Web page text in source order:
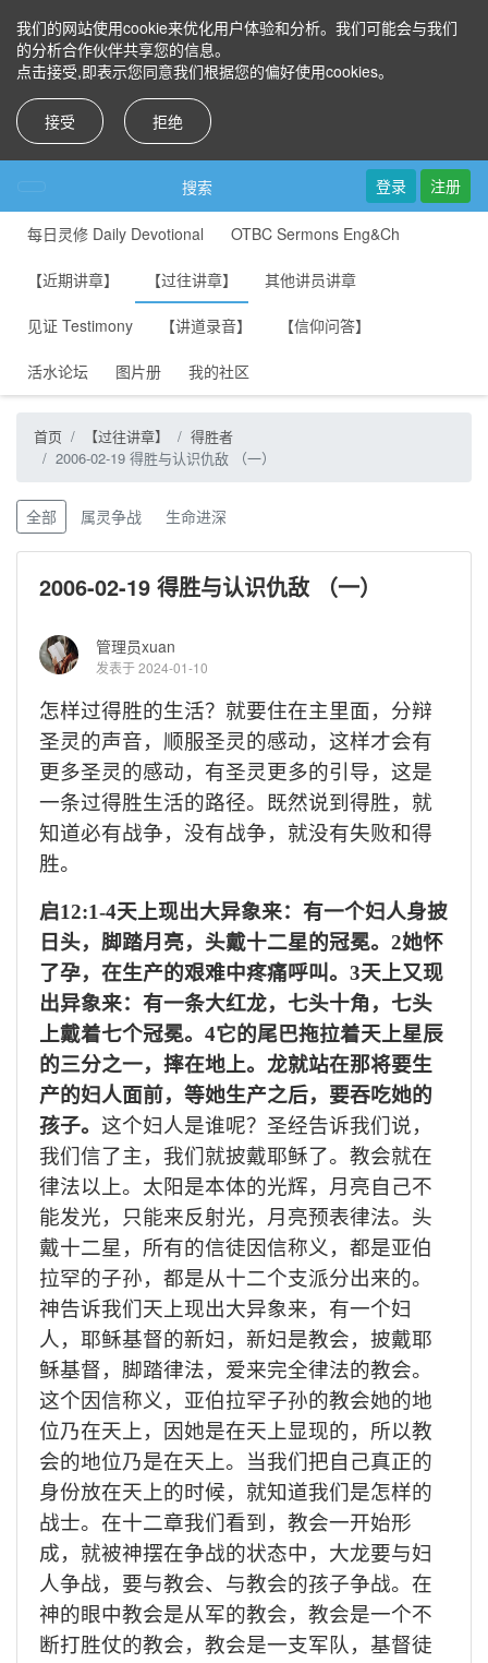
我们的网站使用cookie来优化用户体验和分析。我们可能会与我们
的分析合作伙伴共享您的信息。
点击接受,即表示您同意我们根据您的偏好使用cookies。
接受 拒绝
搜索 登录 注册
每日灵修 Daily Devotional OTBC Sermons Eng&Ch
【近期讲章】 【过往讲章】 其他讲员讲章
见证 Testimony 【讲道录音】 【信仰问答】
活水论坛 图片册 我的社区
首页 【过往讲章】
得胜者
2006-02-19 得胜与认识仇敌 （一）
全部 属灵争战 生命进深
2006-02-19 得胜与认识仇敌 （一）
管理员xuan
发表于 2024-01-10
怎样过得胜的生活？就要住在主里面，分辩
圣灵的声音，顺服圣灵的感动，这样才会有
更多圣灵的感动，有圣灵更多的引导，这是
一条过得胜生活的路径。既然说到得胜，就
知道必有战争，没有战争，就没有失败和得
胜。
启12:1-4天上现出大异象来：有一个妇人身披
日头，脚踏月亮，头戴十二星的冠冕。2她怀
了孕，在生产的艰难中疼痛呼叫。3天上又现
出异象来：有一条大红龙，七头十角，七头
上戴着七个冠冕。4它的尾巴拖拉着天上星辰
的三分之一，摔在地上。龙就站在那将要生
产的妇人面前，等她生产之后，要吞吃她的
孩子。 这个妇人是谁呢？圣经告诉我们说，
我们信了主，我们就披戴耶稣了。教会就在
律法以上。太阳是本体的光辉，月亮自己不
能发光，只能来反射光，月亮预表律法。头
戴十二星，所有的信徒因信称义，都是亚伯
拉罕的子孙，都是从十二个支派分出来的。
神告诉我们天上现出大异象来，有一个妇
人，耶稣基督的新妇，新妇是教会，披戴耶
稣基督，脚踏律法，爱来完全律法的教会。
这个因信称义，亚伯拉罕子孙的教会她的地
位乃在天上，因她是在天上显现的，所以教
会的地位乃是在天上。当我们把自己真正的
身份放在天上的时候，就知道我们是怎样的
战士。在十二章我们看到，教会一开始形
成，就被神摆在争战的状态中，大龙要与妇
人争战，要与教会、与教会的孩子争战。在
神的眼中教会是从军的教会， 教会是一个不
断打胜仗的教会，教会是一支军队， 基督徒